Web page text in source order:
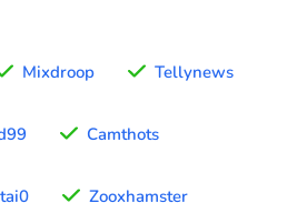
Mixdroop Tellynews
Camthots
Zooxhamster